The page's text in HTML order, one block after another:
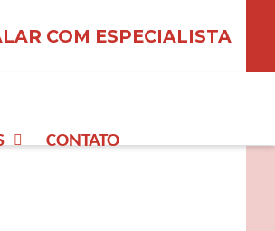
COM ESPECIALISTA
CONTATO